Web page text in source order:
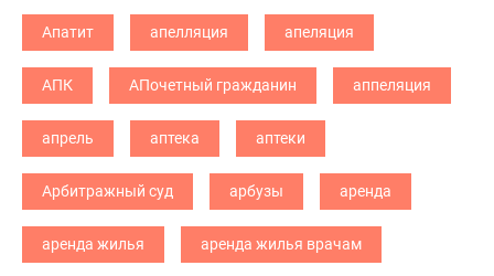
Апатит апелляция апеляция
АПК АПочетный гражданин аппеляция
апрель аптека аптеки
Арбитражный суд арбузы аренда
аренда жилья аренда жилья врачам